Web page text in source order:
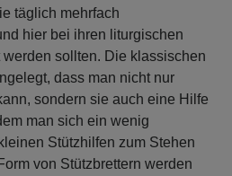
täglich mehrfach
hier bei ihren liturgischen
sollten. Die klassischen
dass man nicht nur
sondern sie auch eine Hilfe
man sich ein wenig
Stützhilfen zum Stehen
von Stützbrettern werden